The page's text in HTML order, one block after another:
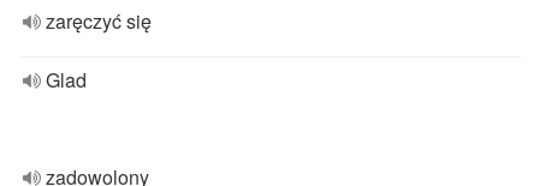
zaręczyć się
Glad
zadowolony